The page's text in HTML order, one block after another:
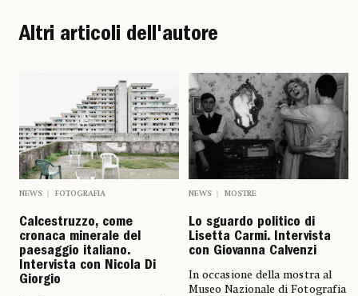
Altri articoli dell'autore
NEWS FOTOGRAFIA
Calcestruzzo, come
cronaca minerale del
paesaggio italiano.
Intervista con Nicola Di
Giorgio
NEWS MOSTRE
Lo sguardo politico di
Lisetta Carmi. Intervista
con Giovanna Calvenzi
In occasione della mostra al
Museo Nazionale di Fotografia